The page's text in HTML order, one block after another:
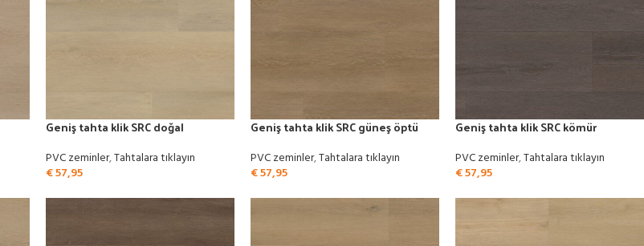
Geniş tahta klik SRC doğal
PVC zeminler,Tahtalara tıklayın
€57,95
Geniş tahta klik SRC güneş öptü
PVC zeminler,Tahtalara tıklayın
€57,95
Geniş tahta klik SRC kömür
PVC zeminler,Tahtalara tıklayın
€57,95